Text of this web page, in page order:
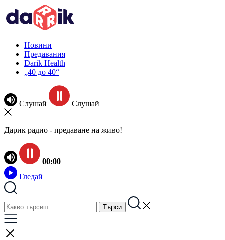
Новини
Предавания
Darik Health
„40 до 40“
Слушай Слушай
Дарик радио - предаване на живо!
00:00
Гледай